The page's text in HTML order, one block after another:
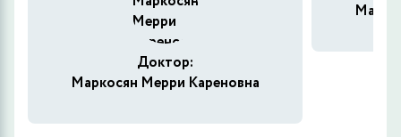
Доктор:
Маркосян Мерри Кареновна